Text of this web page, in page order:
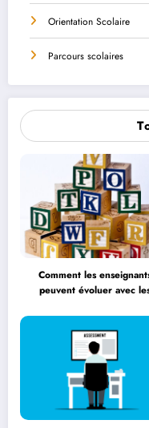
Orientation Scolaire
Parcours scolaires
Comment les
peuvent évoluer avec